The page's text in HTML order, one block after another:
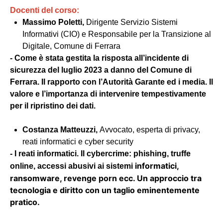
Docenti del corso:
Massimo Poletti, Dirigente Servizio Sistemi
Informativi (CIO) e Responsabile per la Transizione al
Digitale, Comune di Ferrara
- Come è stata gestita la risposta all’incidente di
sicurezza del luglio 2023 a danno del Comune di
Ferrara. Il rapporto con l’Autorità Garante ed i media. Il
valore e l’importanza di intervenire tempestivamente
per il ripristino dei dati.
Costanza Matteuzzi, Avvocato, esperta di privacy,
reati informatici e cyber security
- I reati informatici. Il cybercrime: phishing, truffe
online, accessi abusivi ai sistemi informatici,
ransomware, revenge porn ecc. Un approccio tra
tecnologia e diritto con un taglio eminentemente
pratico.